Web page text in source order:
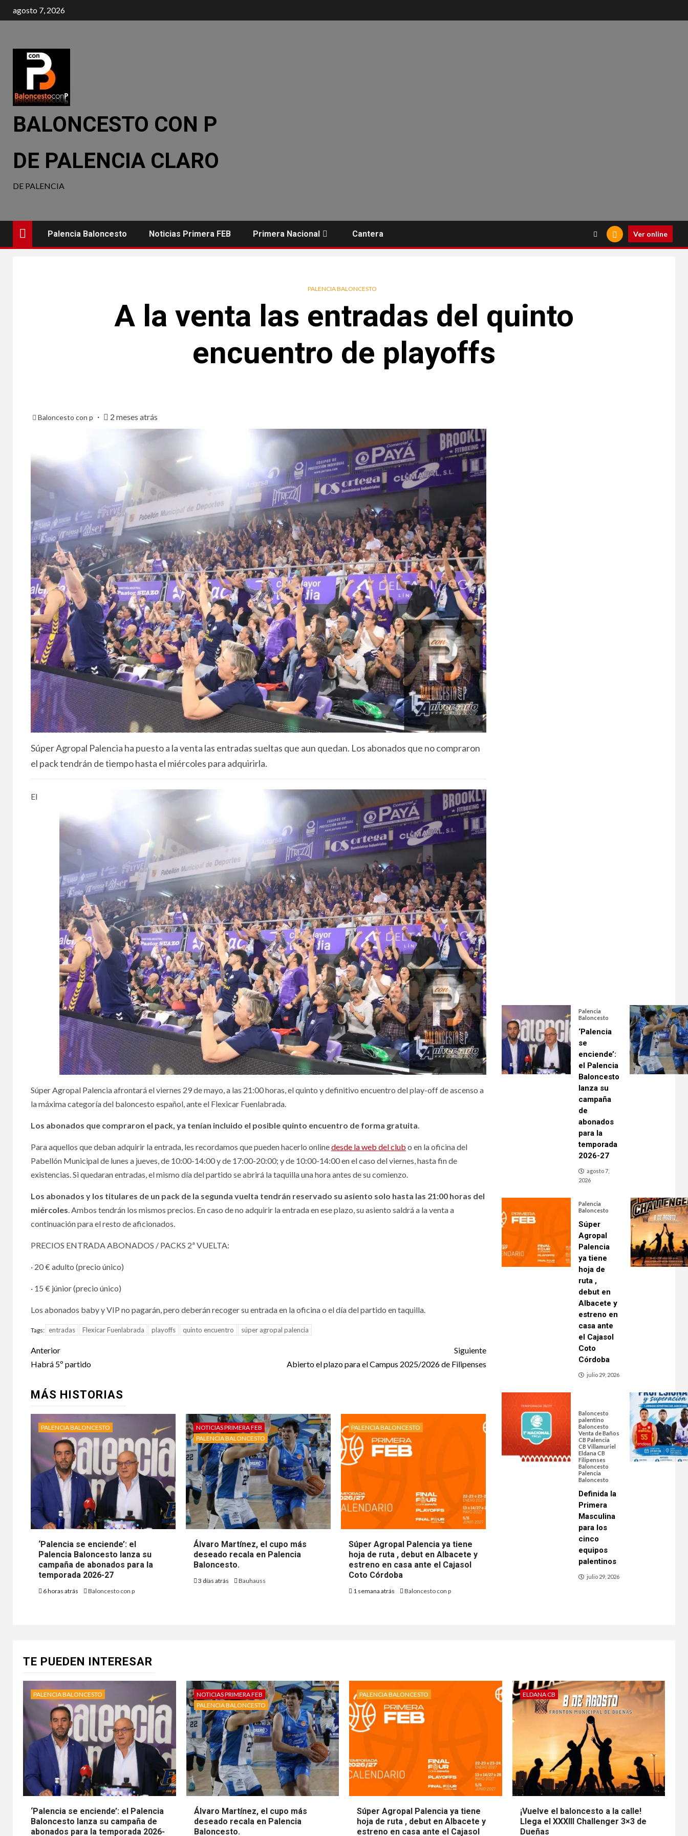
agosto 7, 2026
BALONCESTO CON P
DE PALENCIA CLARO
DE PALENCIA
Palencia Baloncesto Noticias Primera FEB Primera Nacional Cantera Ver online
PALENCIA BALONCESTO
A la venta las entradas del quinto
encuentro de playoffs
Baloncesto con p 2 meses atrás
Súper Agropal Palencia ha puesto a la venta las entradas sueltas que aun quedan. Los abonados que no compraron
el pack tendrán de tiempo hasta el miércoles para adquirirla.
El
Súper Agropal Palencia afrontará el viernes 29 de mayo, a las 21:00 horas, el quinto y definitivo encuentro del play-off de ascenso a
la máxima categoría del baloncesto español, ante el Flexicar Fuenlabrada.
Los abonados que compraron el pack, ya tenían incluido el posible quinto encuentro de forma gratuita
Para aquellos que deban adquirir la entrada, les recordamos que pueden hacerlo onlinedesde la web del club o en la oficina del
Pabellón Municipal de lunes a jueves, de 10:00-14:00 y de 17:00-20:00; y de 10:00-14:00 en el caso del viernes, hasta fin de
existencias. Si quedaran entradas, el mismo día del partido se abrirá la taquilla una hora antes de su comienzo.
Los abonados y los titulares de un pack de la segunda vuelta tendrán reservado su asiento solo hasta las 21:00 horas del
miércoles . Ambos tendrán los mismos precios. En caso de no adquirir la entrada en ese plazo, su asiento saldrá a la venta a
continuación para el resto de aficionados.
PRECIOS ENTRADA ABONADOS / PACKS 2ª VUELTA:
· 20 € adulto (precio único)
· 15 € júnior (precio único)
Los abonados baby y VIP no pagarán, pero deberán recoger su entrada en la oficina o el día del partido en taquilla.
Tags: entradas Flexicar Fuenlabrada playoffs quinto encuentro súper agropal palencia
Anterior
Habrá 5º partido
Siguiente
Abierto el plazo para el Campus 2025/2026 de Filipenses
MÁS HISTORIAS
PALENCIA BALONCESTO
‘Palencia se enciende’: el
Palencia Baloncesto lanza su
campaña de abonados para la
temporada 2026-27
6 horas atrás Baloncesto con p
NOTICIAS PRIMERA FEB
PALENCIA BALONCESTO
Álvaro Martínez, el cupo más
deseado recala en Palencia
Baloncesto.
3 días atrás Bauhauss
PALENCIA BALONCESTO
Súper Agropal Palencia ya tiene
hoja de ruta , debut en Albacete y
estreno en casa ante el Cajasol
Coto Córdoba
1 semana atrás Baloncesto con p
Palencia
Baloncesto
‘Palencia
se
enciende’:
el Palencia
Baloncesto
lanza su
campaña
de
abonados
para la
temporada
2026-27
agosto 7,
2026
Palencia
Baloncesto
Súper
Agropal
Palencia
ya tiene
hoja de
ruta ,
debut en
Albacete y
estreno en
casa ante
el Cajasol
Coto
Córdoba
julio 29, 2026
Baloncesto
palentino
Baloncesto
Venta de Baños
CB Palencia
CB Villamuriel
Eldana CB
Filipenses
Baloncesto
Palencia
Baloncesto
Definida la
Primera
Masculina
para los
cinco
equipos
palentinos
julio 29, 2026
TE PUEDEN INTERESAR
PALENCIA BALONCESTO
‘Palencia se enciende’: el Palencia
Baloncesto lanza su campaña de
abonados para la temporada 2026-
NOTICIAS PRIMERA FEB
PALENCIA BALONCESTO
Álvaro Martínez, el cupo más
deseado recala en Palencia
Baloncesto.
PALENCIA BALONCESTO
Súper Agropal Palencia ya tiene
hoja de ruta , debut en Albacete y
estreno en casa ante el Cajasol
ELDANA CB
¡Vuelve el baloncesto a la calle!
Llega el XXXIII Challenger 3×3 de
Dueñas